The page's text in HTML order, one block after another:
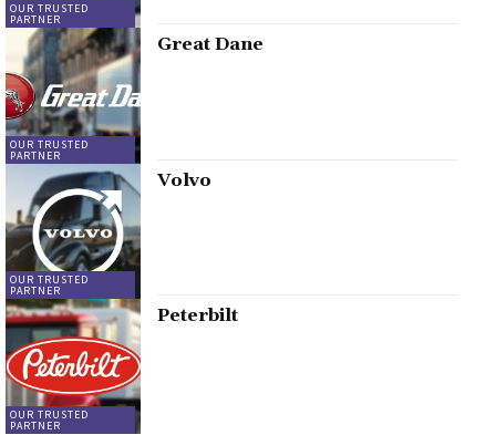
OUR TRUSTED
PARTNER
OUR TRUSTED
PARTNER
Great Dane
OUR TRUSTED
PARTNER
Volvo
OUR TRUSTED
PARTNER
Peterbilt